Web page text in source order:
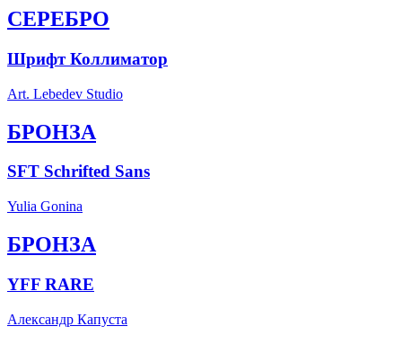
СЕРЕБРО
Шрифт Коллиматор
Art. Lebedev Studio
БРОНЗА
SFT Schrifted Sans
Yulia Gonina
БРОНЗА
YFF RARE
Александр Капуста